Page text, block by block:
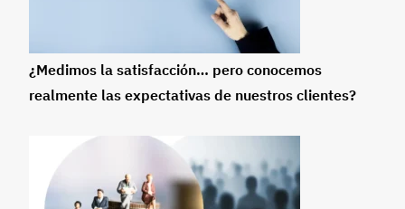
¿Medimos la satisfacción… pero conocemos
realmente las expectativas de nuestros clientes?